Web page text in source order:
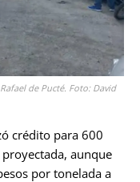
de Pucté. Foto: David
crédito para 600
aunque
por tonelada a